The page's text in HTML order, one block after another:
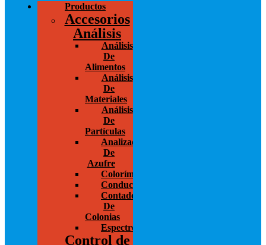
Productos
Accesorios
Análisis
Análisis
De
Alimentos
Análisis
De
Materiales
Análisis
De
Partículas
Analizador
De
Azufre
Colorímetros
Conductivímetros
Contador
De
Colonias
Espectrofotometría
Control de